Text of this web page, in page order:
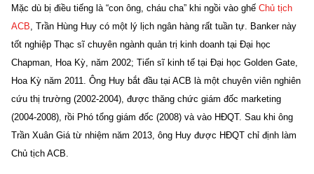
Mặc dù bị điều tiếng là “con ông, cháu cha” khi ngồi vào ghế Chủ tịch
ACB, Trần Hùng Huy có một lý lịch ngân hàng rất tuần tự. Banker này
tốt nghiệp Thạc sĩ chuyên ngành quản trị kinh doanh tại Đại học
Chapman, Hoa Kỳ, năm 2002; Tiến sĩ kinh tế tại Đại học Golden Gate,
Hoa Kỳ năm 2011. Ông Huy bắt đầu tại ACB là một chuyên viên nghiên
cứu thị trường (2002-2004), được thăng chức giám đốc marketing
(2004-2008), rồi Phó tổng giám đốc (2008) và vào HĐQT. Sau khi ông
Trần Xuân Giá từ nhiệm năm 2013, ông Huy được HĐQT chỉ định làm
Chủ tịch ACB.